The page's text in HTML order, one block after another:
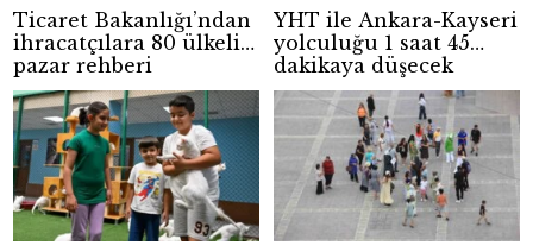
Ticaret Bakanlığı’ndan
ihracatçılara 80 ülkelik
pazar rehberi
YHT ile Ankara-Kayseri
yolculuğu 1 saat 45
dakikaya düşecek